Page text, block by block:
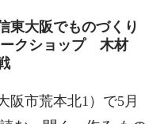
東大阪でものづくり
ークショップ 木材
市荒本北1）で5月